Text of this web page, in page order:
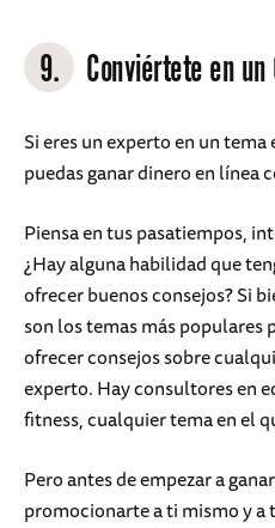
9. Conviértete en
Si eres un experto en un
puedas ganar dinero en línea
Piensa en tus pasatiempos,
¿Hay alguna habilidad que
ofrecer buenos consejos? Si
son los temas más populares
ofrecer consejos sobre
experto. Hay consultores en
fitness, cualquier tema en el
Pero antes de empezar a
promocionarte a ti mismo y a